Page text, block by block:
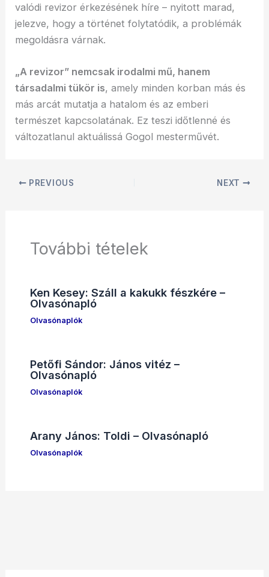
valódi revizor érkezésének híre – nyitott marad,
jelezve, hogy a történet folytatódik, a problémák
megoldásra várnak.
„A revizor” nemcsak irodalmi mű, hanem
társadalmi tükör is, amely minden korban más és
más arcát mutatja a hatalom és az emberi
természet kapcsolatának. Ez teszi időtlenné és
változatlanul aktuálissá Gogol mesterművét.
PREVIOUS NEXT
További tételek
Ken Kesey: Száll a kakukk fészkére –
Olvasónapló
Olvasónaplók
Petőfi Sándor: János vitéz –
Olvasónapló
Olvasónaplók
Arany János: Toldi – Olvasónapló
Olvasónaplók